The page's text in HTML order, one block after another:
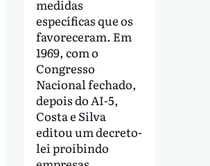
medidas
específicas que os
favoreceram. Em
1969, com o
Congresso
Nacional fechado,
depois do AI-5,
Costa e Silva
editou um decreto-
lei proibindo